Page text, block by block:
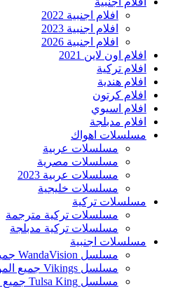
افلام اجنبية 2022
افلام اجنبية 2023
افلام اجنبية 2026
افلام اون لاين 2021
افلام تركية
افلام هندية
افلام كرتون
افلام اسيوي
افلام مدبلجة
مسلسلات اهواك
مسلسلات عربية
مسلسلات مصرية
مسلسلات عربية 2023
مسلسلات خليجية
مسلسلات تركية
مسلسلات تركية مترجمة
مسلسلات تركية مدبلجة
مسلسلات اجنبية
مسلسل WandaVision جميع المواسم
مسلسل Vikings جميع المواسم
مسلسل Tulsa King جميع المواسم